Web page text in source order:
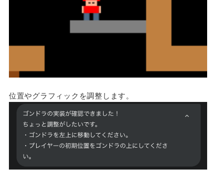
位置やグラフィックを調整します。